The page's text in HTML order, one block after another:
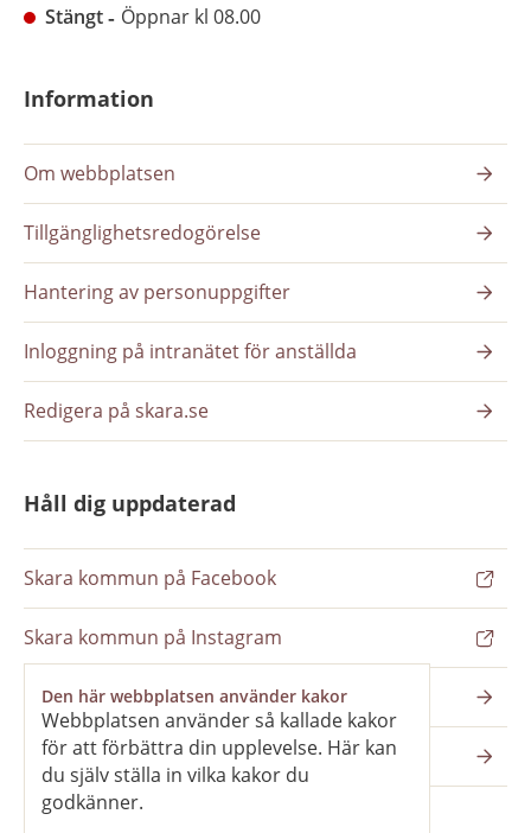
Den här webbplatsen använder kakor
Webbplatsen använder så kallade kakor
för att förbättra din upplevelse. Här kan
du själv ställa in vilka kakor du
godkänner.
Stängt
Öppnar kl 08.00
Information
Om webbplatsen
Tillgänglighetsredogörelse
Hantering av personuppgifter
Inloggning på intranätet för anställda
Redigera på skara.se
Håll dig uppdaterad
Skara kommun på Facebook
Skara kommun på Instagram
Nyhetsbrev
Pressrum